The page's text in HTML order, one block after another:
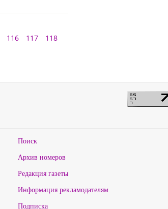
116 117
118
Поиск
Архив номеров
Редакция газеты
Информация рекламодателям
Подписка